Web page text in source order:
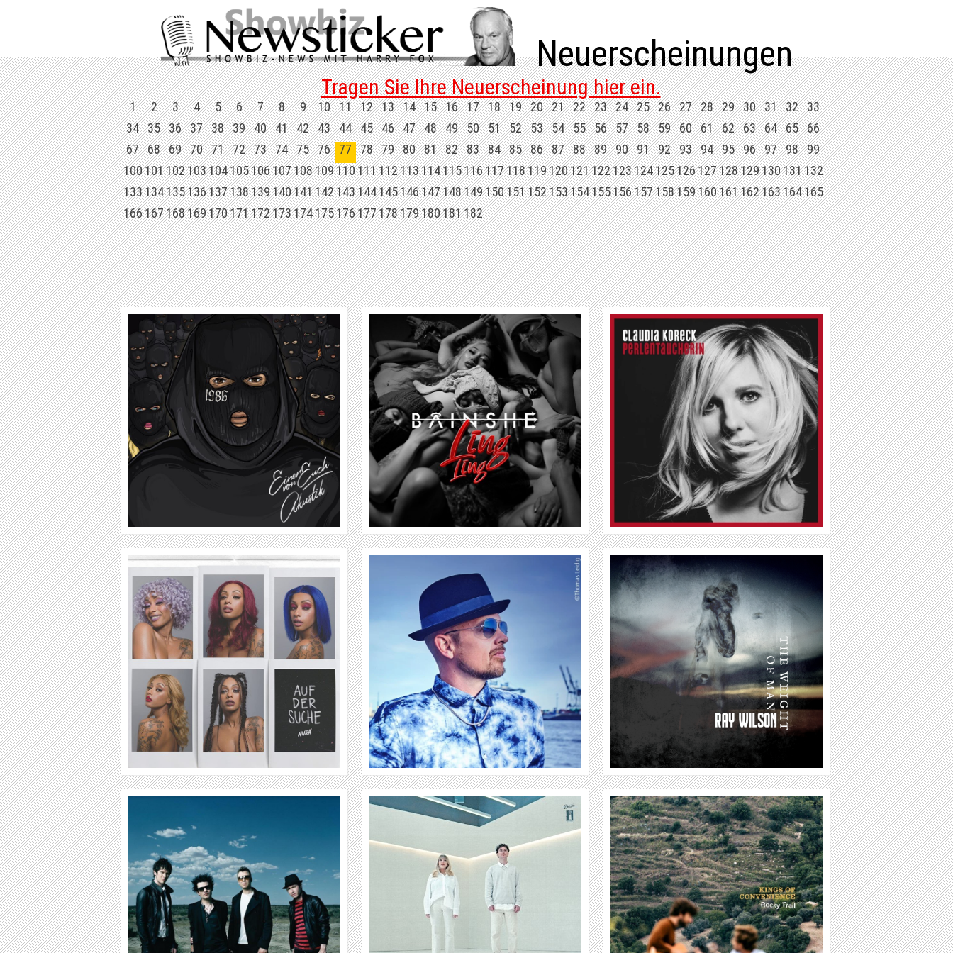
Neuerscheinungen
Tragen Sie Ihre Neuerscheinung hier ein.
1 2 3 4 5 6 7 8 9 10 11 12 13 14 15 16 17 18 19 20 21 22 23 24 25 26 27 28 29 30 31 32 33
34 35 36 37 38 39 40 41 42 43 44 45 46 47 48 49 50 51 52 53 54 55 56 57 58 59 60 61 62 63 64 65 66
67 68 69 70 71 72 73 74 75 76 77 78 79 80 81 82 83 84 85 86 87 88 89 90 91 92 93 94 95 96 97 98 99
100101102103104105106107108109110111112113114115116117118119120121122123124125126127128129130131132
133134135136137138139140141142143144145146147148149150151152153154155156157158159160161162163164165
166167168169170171172173174175176177178179180181182
1986ZIG
WEITER
BAINSHE
WEITER
CLAUDIA KORECK
WEITER
NURA
WEITER
JAN DELAY
WEITER
RAY WILSON
WEITER
SUM 41 KINGS OF CONVENIENCE
WEITER